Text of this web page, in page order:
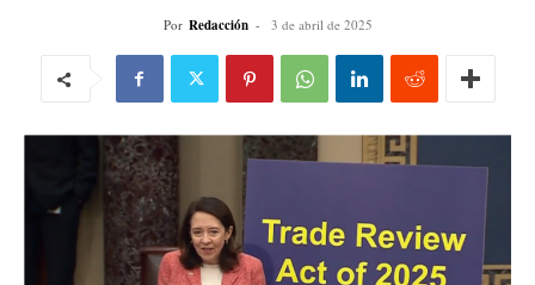
Por Redacción - 3 de abril de 2025